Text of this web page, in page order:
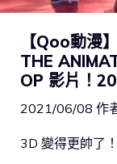
【Qoo動漫
THE
OP 影片！
2021/06/08 作
3D 變得更帥了